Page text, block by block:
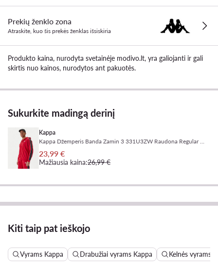
Prekių ženklo zona
Atraskite, kuo šis prekės ženklas išsiskiria
Produkto kaina, nurodyta svetainėje modivo.lt, yra galiojanti ir gali
skirtis nuo kainos, nurodytos ant pakuotės.
Sukurkite madingą derinį
Kappa
Kappa Džemperis Banda Zamin 3 331U3ZW Raudona Regular Fit
23,99 €
Mažiausia kaina:26,99 €
Kiti taip pat ieškojo
Vyrams Kappa Drabužiai vyrams Kappa Kelnės vyrams